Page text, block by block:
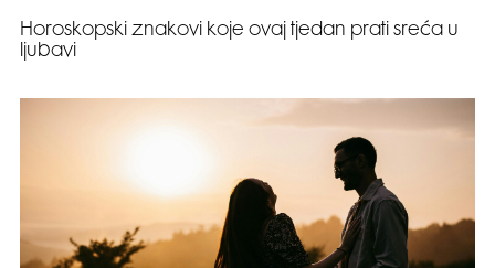
Horoskopski znakovi koje ovaj tjedan prati sreća u
ljubavi